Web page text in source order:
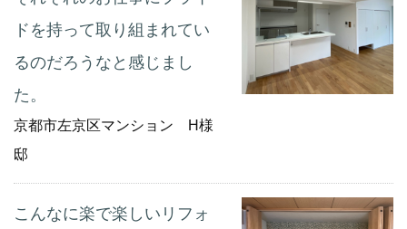
ドを持って取り組まれてい
るのだろうなと感じまし
た。
京都市左京区マンション H様
邸
こんなに楽で楽しいリフォ